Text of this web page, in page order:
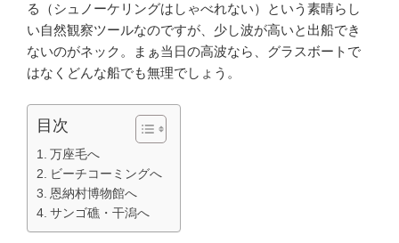
る（シュノーケリングはしゃべれない）という素晴らし
い自然観察ツールなのですが、少し波が高いと出船でき
ないのがネック。まぁ当日の高波なら、グラスボートで
はなくどんな船でも無理でしょう。
目次
万座毛へ
ビーチコーミングへ
恩納村博物館へ
サンゴ礁・干潟へ